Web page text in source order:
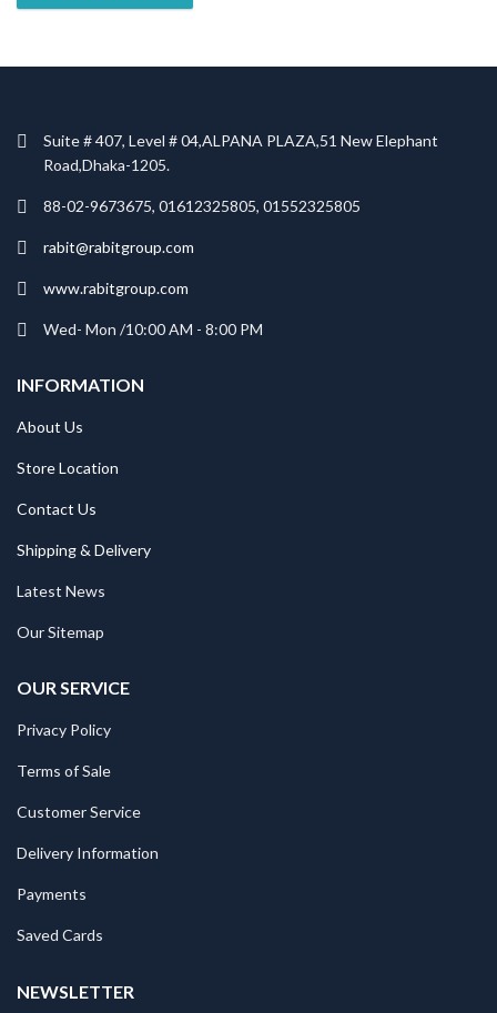
Suite # 407, Level # 04,ALPANA PLAZA,51 New Elephant
Road,Dhaka-1205.
88-02-9673675, 01612325805, 01552325805
rabit@rabitgroup.com
www.rabitgroup.com
Wed- Mon /10:00 AM - 8:00 PM
INFORMATION
About Us
Store Location
Contact Us
Shipping & Delivery
Latest News
Our Sitemap
OUR SERVICE
Privacy Policy
Terms of Sale
Customer Service
Delivery Information
Payments
Saved Cards
NEWSLETTER